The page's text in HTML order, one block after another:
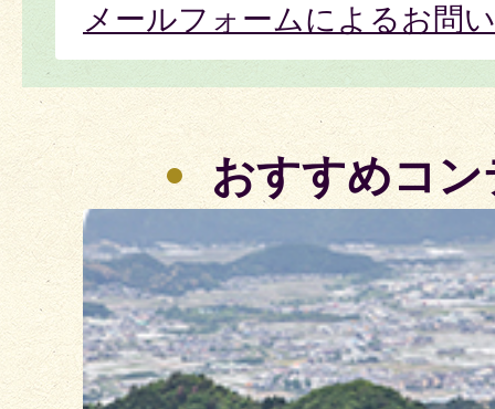
メールフォームによるお問
おすすめコ